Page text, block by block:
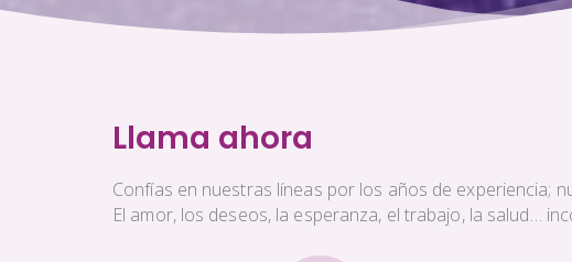
Llama ahora
Confías en nuestras líneas por los años de experiencia;
El amor, los deseos, la esperanza, el trabajo, la salud…